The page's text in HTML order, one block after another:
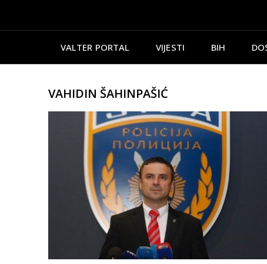
VALTER PORTAL VIJESTI BIH
VAHIDIN ŠAHINPAŠIĆ